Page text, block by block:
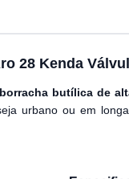
28 Kenda
borracha butílica de
urbano ou em